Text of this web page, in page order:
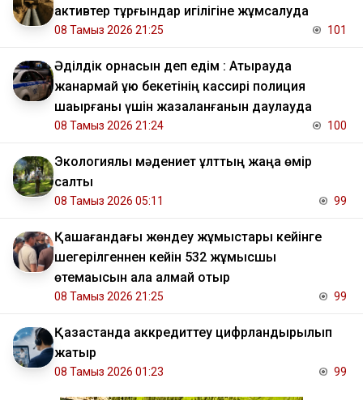
активтер тұрғындар игілігіне жұмсалуда
08 Тамыз 2026 21:25 101
Әділдік орнасын деп едім : Атырауда
жанармай құю бекетінің кассирі полиция
шақырғаны үшін жазаланғанын даулауда
08 Тамыз 2026 21:24 100
Экологиялық мәдениет ұлттың жаңа өмір
салты
08 Тамыз 2026 05:11 99
Қашағандағы жөндеу жұмыстары кейінге
шегерілгеннен кейін 532 жұмысшы
өтемақысын ала алмай отыр
08 Тамыз 2026 21:25 99
Қазақстанда аккредиттеу цифрландырылып
жатыр
08 Тамыз 2026 01:23 99